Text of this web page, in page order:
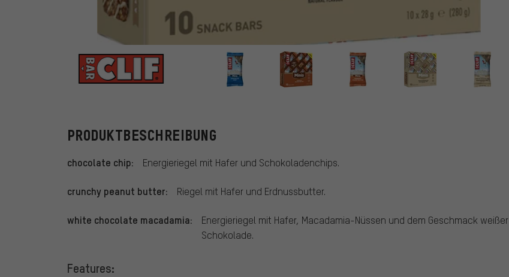
PRODUKTBESCHREIBUNG
chocolate chip: Energieriegel mit Hafer und Schokoladenchips.
crunchy peanut butter: Riegel mit Hafer und Erdnussbutter.
white chocolate macadamia:
Energieriegel mit Hafer, Macadamia-Nüssen und dem Geschmack weißer
Schokolade.
Features: